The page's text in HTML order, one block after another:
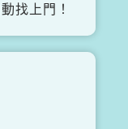
找上門！